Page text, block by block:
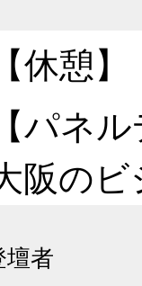
憩】
パネル
阪の
者